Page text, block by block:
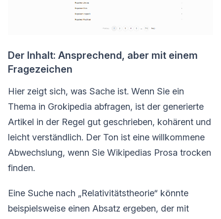
Der Inhalt: Ansprechend, aber mit einem
Fragezeichen
Hier zeigt sich, was Sache ist. Wenn Sie ein
Thema in Grokipedia abfragen, ist der generierte
Artikel in der Regel gut geschrieben, kohärent und
leicht verständlich. Der Ton ist eine willkommene
Abwechslung, wenn Sie Wikipedias Prosa trocken
finden.
Eine Suche nach „Relativitätstheorie“ könnte
beispielsweise einen Absatz ergeben, der mit